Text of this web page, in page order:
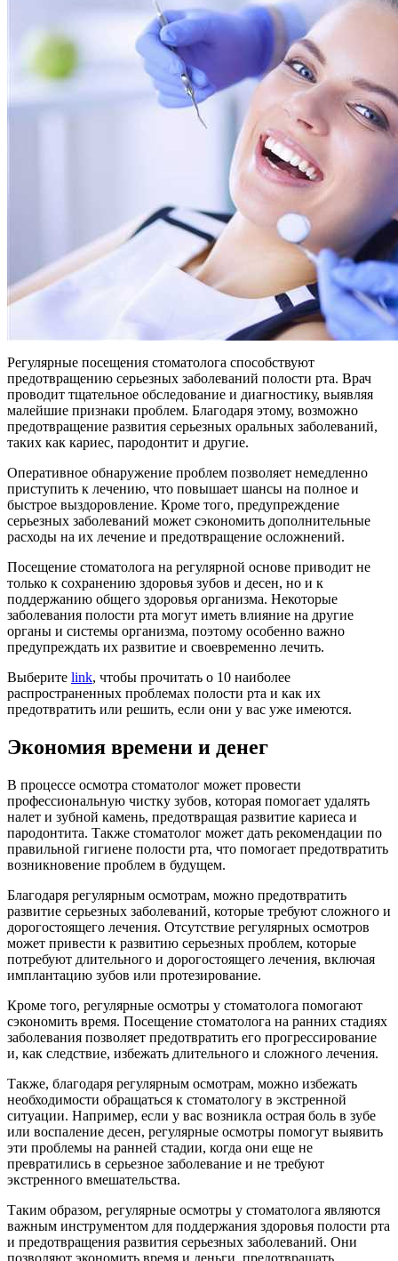
Регулярные посещения стоматолога способствуют
предотвращению серьезных заболеваний полости рта. Врач
проводит тщательное обследование и диагностику, выявляя
малейшие признаки проблем. Благодаря этому, возможно
предотвращение развития серьезных оральных заболеваний,
таких как кариес, пародонтит и другие.
Оперативное обнаружение проблем позволяет немедленно
приступить к лечению, что повышает шансы на полное и
быстрое выздоровление. Кроме того, предупреждение
серьезных заболеваний может сэкономить дополнительные
расходы на их лечение и предотвращение осложнений.
Посещение стоматолога на регулярной основе приводит не
только к сохранению здоровья зубов и десен, но и к
поддержанию общего здоровья организма. Некоторые
заболевания полости рта могут иметь влияние на другие
органы и системы организма, поэтому особенно важно
предупреждать их развитие и своевременно лечить.
Выберите link, чтобы прочитать о 10 наиболее
распространенных проблемах полости рта и как их
предотвратить или решить, если они у вас уже имеются.
Экономия времени и денег
В процессе осмотра стоматолог может провести
профессиональную чистку зубов, которая помогает удалять
налет и зубной камень, предотвращая развитие кариеса и
пародонтита. Также стоматолог может дать рекомендации по
правильной гигиене полости рта, что помогает предотвратить
возникновение проблем в будущем.
Благодаря регулярным осмотрам, можно предотвратить
развитие серьезных заболеваний, которые требуют сложного и
дорогостоящего лечения. Отсутствие регулярных осмотров
может привести к развитию серьезных проблем, которые
потребуют длительного и дорогостоящего лечения, включая
имплантацию зубов или протезирование.
Кроме того, регулярные осмотры у стоматолога помогают
сэкономить время. Посещение стоматолога на ранних стадиях
заболевания позволяет предотвратить его прогрессирование
и, как следствие, избежать длительного и сложного лечения.
Также, благодаря регулярным осмотрам, можно избежать
необходимости обращаться к стоматологу в экстренной
ситуации. Например, если у вас возникла острая боль в зубе
или воспаление десен, регулярные осмотры помогут выявить
эти проблемы на ранней стадии, когда они еще не
превратились в серьезное заболевание и не требуют
экстренного вмешательства.
Таким образом, регулярные осмотры у стоматолога являются
важным инструментом для поддержания здоровья полости рта
и предотвращения развития серьезных заболеваний. Они
позволяют экономить время и деньги, предотвращать